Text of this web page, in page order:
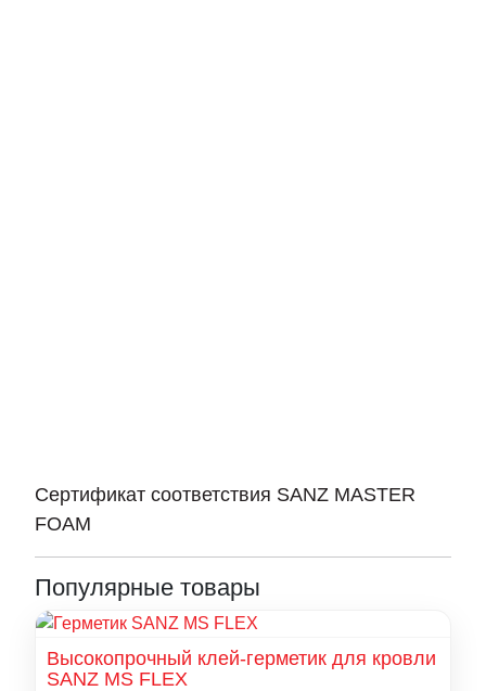
Сертификат соответствия SANZ MASTER
FOAM
Популярные товары
Высокопрочный клей-герметик для кровли
SANZ MS FLEX